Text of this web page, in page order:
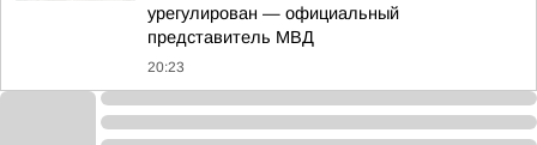
урегулирован — официальный
представитель МВД
20:23